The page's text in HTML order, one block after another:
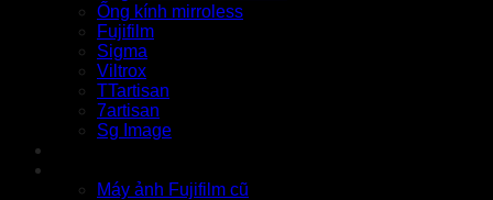
Ống kính mirroless
Fujifilm
Sigma
Viltrox
TTartisan
7artisan
Sg Image
Máy ảnh Fujifilm cũ